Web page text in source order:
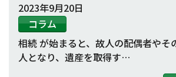
2023年9月20日
コラム
相続 が始まると、故人の配偶者やそ
人となり、遺産を取得す…